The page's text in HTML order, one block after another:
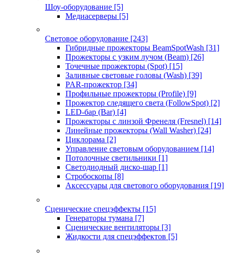
Шоу-оборудование [5]
Медиасерверы [5]
Световое оборудование [243]
Гибридные прожекторы BeamSpotWash [31]
Прожекторы с узким лучом (Beam) [26]
Точечные прожекторы (Spot) [15]
Заливные световые головы (Wash) [39]
PAR-прожектор [34]
Профильные прожекторы (Profile) [9]
Прожектор следящего света (FollowSpot) [2]
LED-бар (Bar) [4]
Прожекторы с линзой Френеля (Fresnel) [14]
Линейные прожекторы (Wall Washer) [24]
Циклорама [2]
Управление световым оборудованием [14]
Потолочные светильники [1]
Светодиодный диско-шар [1]
Стробоскопы [8]
Аксессуары для светового оборудования [19]
Сценические спецэффекты [15]
Генераторы тумана [7]
Сценические вентиляторы [3]
Жидкости для спецэффектов [5]